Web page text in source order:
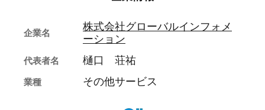
企業名
株式会社グローバルインフォメ
ーション
代表者名 樋口 荘祐
業種 その他サービス